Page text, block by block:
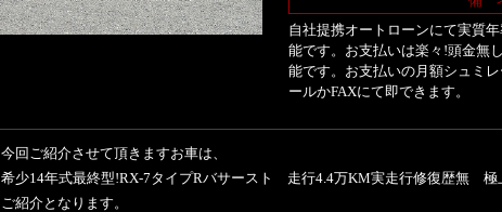
自社提携オートローンにて実質
能です。お支払いは楽々!頭金無
能です。お支払いの月額シュミ
ールかFAXにて即できます。
今回ご紹介させて頂きますお車は、
希少14年式最終型!RX-7タイプRバサースト 走行4.4万KM実走行修復歴無 極
ご紹介となります。